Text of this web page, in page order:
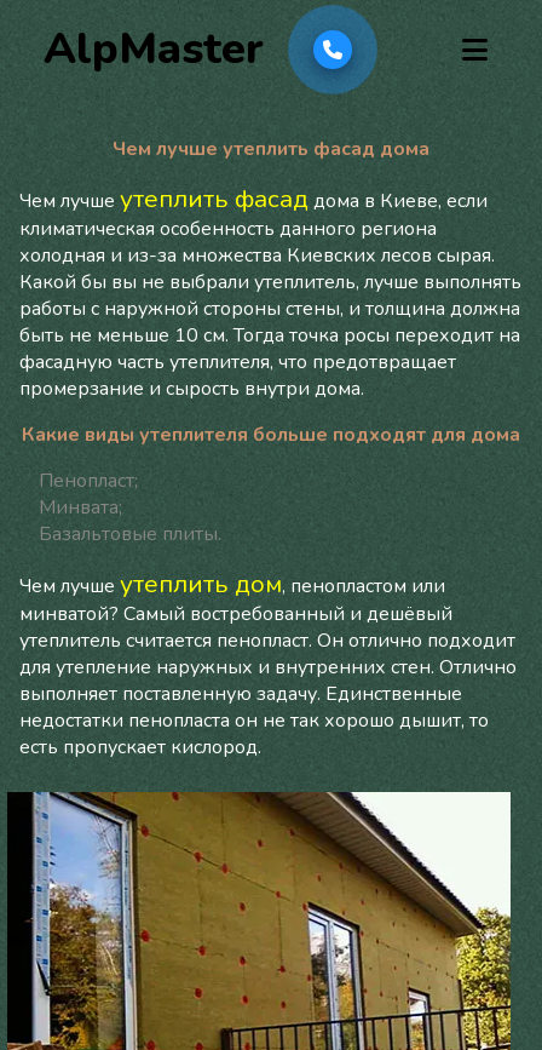
AlpMaster
Чем лучше утеплить фасад дома
Чем лучше утеплить фасад дома в Киеве, если
климатическая особенность данного региона
холодная и из-за множества Киевских лесов сырая.
Какой бы вы не выбрали утеплитель, лучше выполнять
работы с наружной стороны стены, и толщина должна
быть не меньше 10 см. Тогда точка росы переходит на
фасадную часть утеплителя, что предотвращает
промерзание и сырость внутри дома.
Какие виды утеплителя больше подходят для дома
Пенопласт;
Минвата;
Базальтовые плиты.
Чем лучше утеплить дом, пенопластом или
минватой? Самый востребованный и дешёвый
утеплитель считается пенопласт. Он отлично подходит
для утепление наружных и внутренних стен. Отлично
выполняет поставленную задачу. Единственные
недостатки пенопласта он не так хорошо дышит, то
есть пропускает кислород.